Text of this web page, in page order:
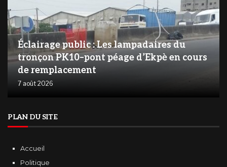
‎Éclairage public : Les lampadaires du
tronçon PK10–pont péage d’Ekpè en cours
de remplacement
7 août 2026
PLAN DU SITE
Accueil
Politique